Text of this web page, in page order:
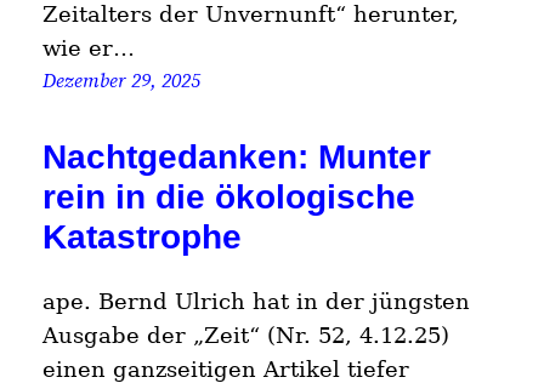
Zeitalters der Unvernunft“ herunter,
wie er…
Dezember 29, 2025
Nachtgedanken: Munter
rein in die ökologische
Katastrophe
ape. Bernd Ulrich hat in der jüngsten
Ausgabe der „Zeit“ (Nr. 52, 4.12.25)
einen ganzseitigen Artikel tiefer